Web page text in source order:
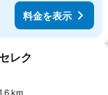
料金を表示
追加
レク
km